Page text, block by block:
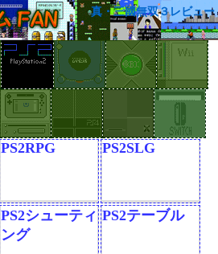
真・三國無双３レビュー
PS2RPG PS2SLG
PS2シューティ
ング
PS2テーブル